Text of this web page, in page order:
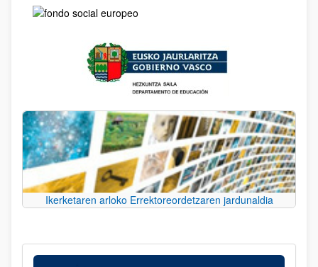
Ikerketaren arloko Errektoreordetzaren jardunaldia